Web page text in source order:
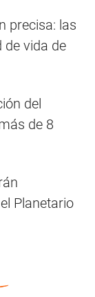
precisa: las
vida de
del
de 8
Planetario